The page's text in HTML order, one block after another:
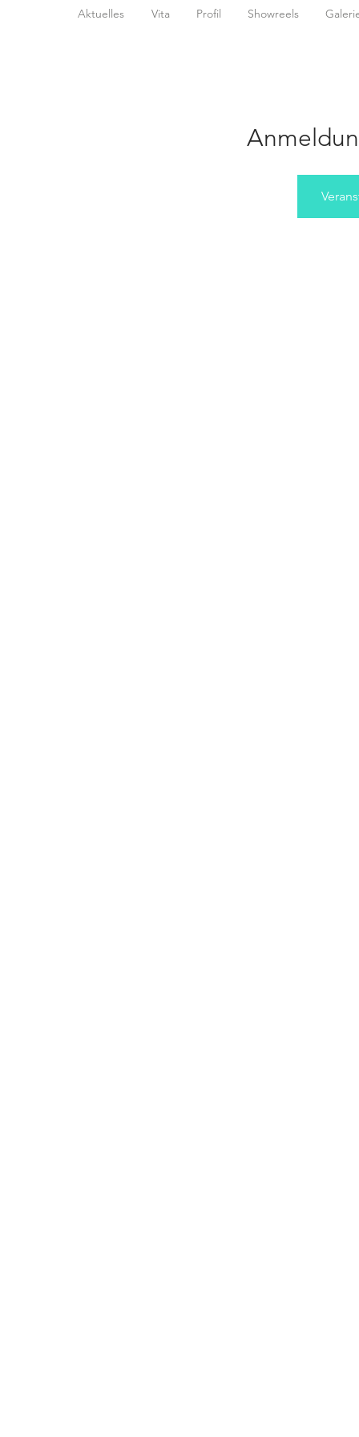
Aktuelles Vita Profil Showreels